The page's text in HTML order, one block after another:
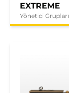
EXTREME
Yönetici Grupları